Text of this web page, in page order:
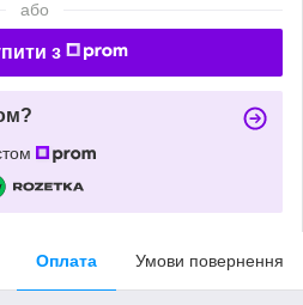
або
з
Оплата Умови повернення